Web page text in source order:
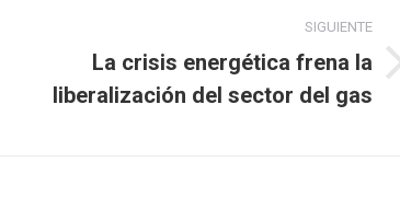
SIGUIENTE
siguiente:
La crisis energética frena la
liberalización del sector del gas